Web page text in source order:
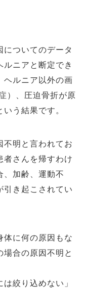
ついてのデータ
ルニアと断定でき
ヘルニア以外の画
）、圧迫骨折が原
う結果です。
不明と言われてお
者さんを帰すわけ
、加齢、運動不
引き起こされてい
体に何の原因もな
合の原因不明と
絞り込めない」